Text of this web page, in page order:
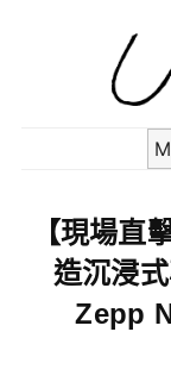
【現場直
造沉浸
Zepp